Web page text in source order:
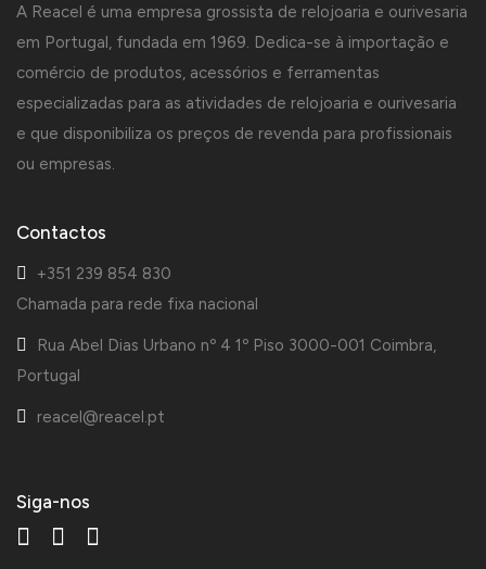
A Reacel é uma empresa grossista de relojoaria e ourivesaria
em Portugal, fundada em 1969. Dedica-se à importação e
comércio de produtos, acessórios e ferramentas
especializadas para as atividades de relojoaria e ourivesaria
e que disponibiliza os preços de revenda para profissionais
ou empresas.
Contactos
+351 239 854 830
Chamada para rede fixa nacional
Rua Abel Dias Urbano nº 4 1º Piso 3000-001 Coimbra,
Portugal
reacel@reacel.pt
Siga-nos